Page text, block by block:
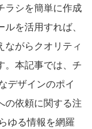
ラシを簡単に作成
を活用すれば、
ながらクオリティ
。本記事では、チ
デザインのポイ
の依頼に関する注
ゆる情報を網羅